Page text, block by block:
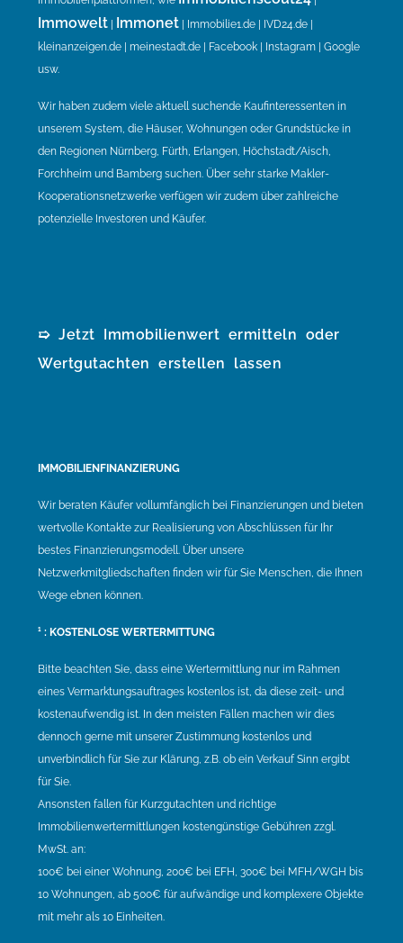
Immowelt Immonet | Immobilie1.de | IVD24.de |
kleinanzeigen.de | meinestadt.de | Facebook | Instagram | Google
usw.
Wir haben zudem viele aktuell suchende Kaufinteressenten in
unserem System, die Häuser, Wohnungen oder Grundstücke in
den Regionen Nürnberg, Fürth, Erlangen, Höchstadt/Aisch,
Forchheim und Bamberg suchen. Über sehr starke Makler-
Kooperationsnetzwerke verfügen wir zudem über zahlreiche
potenzielle Investoren und Käufer.
➯ Jetzt Immobilienwert ermitteln oder
Wertgutachten erstellen lassen
IMMOBILIENFINANZIERUNG
Wir beraten Käufer vollumfänglich bei Finanzierungen und bieten
wertvolle Kontakte zur Realisierung von Abschlüssen für Ihr
bestes Finanzierungsmodell. Über unsere
Netzwerkmitgliedschaften finden wir für Sie Menschen, die Ihnen
Wege ebnen können.
¹ : KOSTENLOSE WERTERMITTUNG
Bitte beachten Sie, dass eine Wertermittlung nur im Rahmen
eines Vermarktungsauftrages kostenlos ist, da diese zeit- und
kostenaufwendig ist. In den meisten Fällen machen wir dies
dennoch gerne mit unserer Zustimmung kostenlos und
unverbindlich für Sie zur Klärung, z.B. ob ein Verkauf Sinn ergibt
für Sie.
Ansonsten fallen für Kurzgutachten und richtige
Immobilienwertermittlungen kostengünstige Gebühren zzgl.
MwSt. an:
100€ bei einer Wohnung, 200€ bei EFH, 300€ bei MFH/WGH bis
10 Wohnungen, ab 500€ für aufwändige und komplexere Objekte
mit mehr als 10 Einheiten.